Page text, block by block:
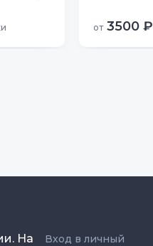
от 3500 ₽
На
Вход в личный